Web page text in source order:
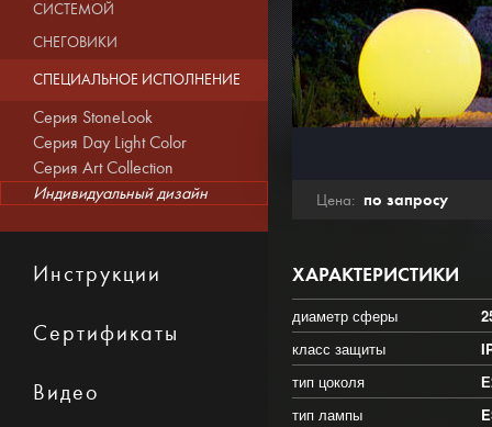
Цена: по запросу
ХАРАКТЕРИСТИКИ
диаметр сферы
класс защиты
тип цоколя
тип лампы
СИСТЕМОЙ
СНЕГОВИКИ
СПЕЦИАЛЬНОЕ ИСПОЛНЕНИЕ
Серия StoneLook
Серия Day Light Color
Серия Art Collection
Индивидуальный дизайн
Инструкции
Сертификаты
Видео